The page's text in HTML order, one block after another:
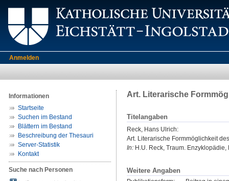
Anmelden
Informationen
Startseite
Suchen im Bestand
Blättern im Bestand
Beschreibung der Thesauri
Server-Statistik
Kontakt
Suche nach Personen
Art. Literarische
Titelangaben
Reck, Hans Ulrich:
Art. Literarische Formmöglichkeit
In: H.U. Reck, Traum.
Weitere Angaben